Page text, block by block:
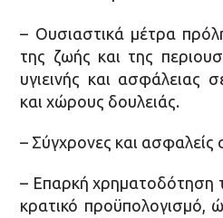
– Ουσιαστικά μέτρα
της ζωής και της
υγιεινής και ασφάλειας
και χώρους δουλειάς.
– Σύγχρονες και ασφαλείς
– Επαρκή χρηματοδότηση
κρατικό προϋπολογισμό,